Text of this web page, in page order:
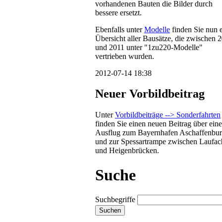
vorhandenen Bauten die Bilder durch
bessere ersetzt.
Ebenfalls unterModelle finden Sie nun
Übersicht aller Bausätze, die zwischen
und 2011 unter "1zu220-Modelle"
vertrieben wurden.
2012-07-14 18:38
Neuer Vorbildbeitrag
UnterVorbildbeiträge --> Sonderfahrten
finden Sie einen neuen Beitrag über
Ausflug zum Bayernhafen
und zur Spessartrampe zwischen
und Heigenbrücken.
Suche
Suchbegriffe